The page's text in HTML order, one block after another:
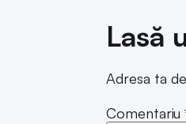
Lasă
Adresa ta
Comentariu